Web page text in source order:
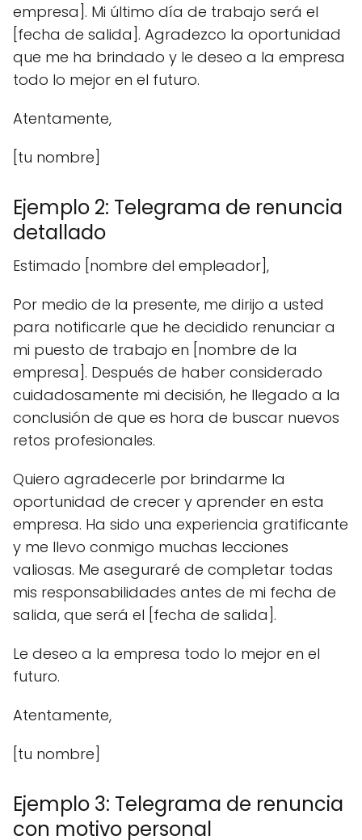
empresa]. Mi último día de trabajo será el
[fecha de salida]. Agradezco la oportunidad
que me ha brindado y le deseo a la empresa
todo lo mejor en el futuro.
Atentamente,
[tu nombre]
Ejemplo 2: Telegrama de renuncia
detallado
Estimado [nombre del empleador],
Por medio de la presente, me dirijo a usted
para notificarle que he decidido renunciar a
mi puesto de trabajo en [nombre de la
empresa]. Después de haber considerado
cuidadosamente mi decisión, he llegado a la
conclusión de que es hora de buscar nuevos
retos profesionales.
Quiero agradecerle por brindarme la
oportunidad de crecer y aprender en esta
empresa. Ha sido una experiencia gratificante
y me llevo conmigo muchas lecciones
valiosas. Me aseguraré de completar todas
mis responsabilidades antes de mi fecha de
salida, que será el [fecha de salida].
Le deseo a la empresa todo lo mejor en el
futuro.
Atentamente,
[tu nombre]
Ejemplo 3: Telegrama de renuncia
con motivo personal